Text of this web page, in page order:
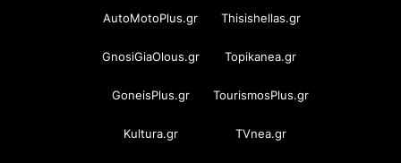
AutoMotoPlus.gr Thisishellas.gr
GnosiGiaOlous.gr Topikanea.gr
GoneisPlus.gr TourismosPlus.gr
Kultura.gr TVnea.gr